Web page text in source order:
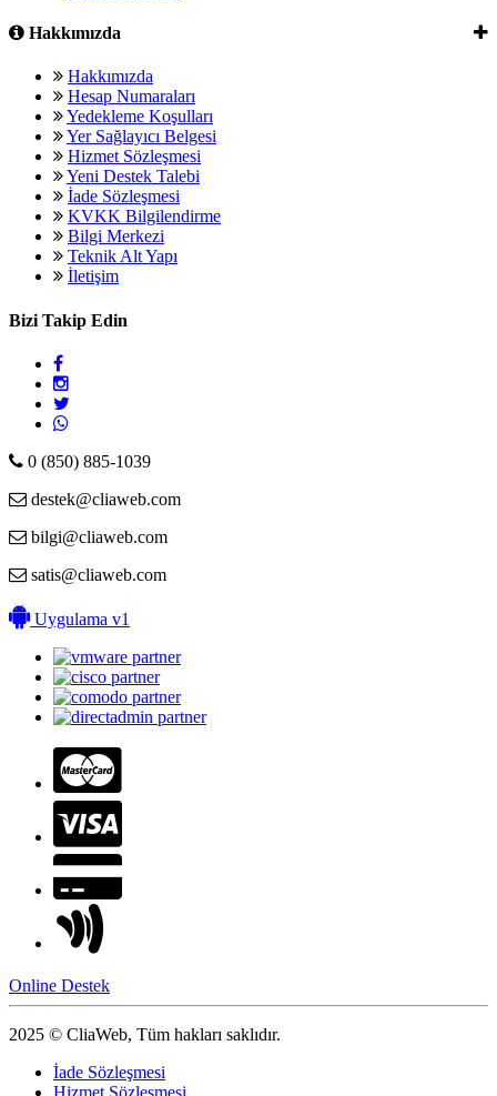
Hakkımızda
Hakkımızda
Hesap Numaraları
Yedekleme Koşulları
Yer Sağlayıcı Belgesi
Hizmet Sözleşmesi
Yeni Destek Talebi
İade Sözleşmesi
KVKK Bilgilendirme
Bilgi Merkezi
Teknik Alt Yapı
İletişim
Bizi Takip Edin
0 (850) 885-1039
destek@cliaweb.com
bilgi@cliaweb.com
satis@cliaweb.com
Uygulama v1
Online Destek
2025 © CliaWeb, Tüm hakları saklıdır.
İade Sözleşmesi
Hizmet Sözleşmesi